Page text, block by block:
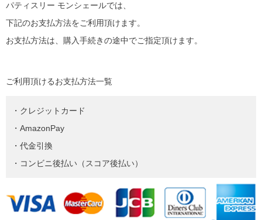
パティスリー モンシェールでは、
下記のお支払方法をご利用頂けます。
お支払方法は、購入手続きの途中でご指定頂けます。
ご利用頂けるお支払方法一覧
・クレジットカード
・AmazonPay
・代金引換
・コンビニ後払い（スコア後払い）